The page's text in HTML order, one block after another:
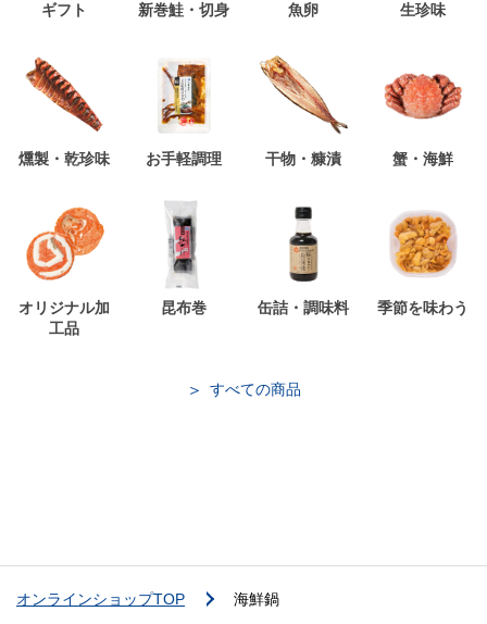
ギフト 新巻鮭・切身 魚卵 生珍味
燻製・乾珍味 お手軽調理 干物・糠漬 蟹・海鮮
オリジナル加
工品
昆布巻 缶詰・調味料 季節を味わう
すべての商品
オンラインショップTOP 海鮮鍋